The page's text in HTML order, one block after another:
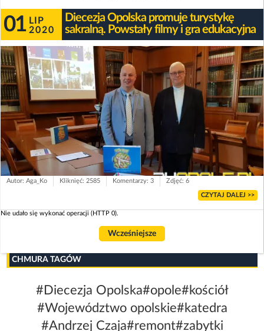
01 LIP
2020
Diecezja Opolska promuje turystykę
sakralną. Powstały filmy i gra edukacyjna
Autor: Aga_Ko Kliknięć: 2585 Komentarzy: 3 Zdjęć: 6
CZYTAJ DALEJ >>
Nie udało się wykonać operacji (HTTP 0).
Wcześniejsze
CHMURA TAGÓW
#Diecezja Opolska#opole#kościół
#Województwo opolskie#katedra
#Andrzej Czaja#remont#zabytki